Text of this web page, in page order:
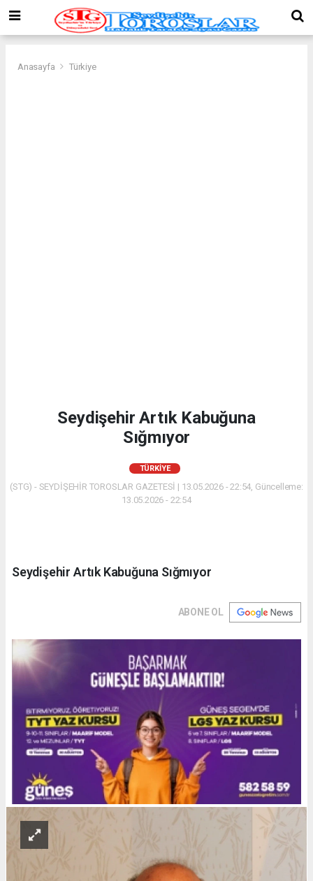
Anasayfa Türkiye
Seydişehir Artık Kabuğuna
Sığmıyor
TÜRKIYE
(STG) - SEYDİŞEHİR TOROSLAR GAZETESİ | 13.05.2026 - 22:54, Güncelleme:
13.05.2026 - 22:54
Seydişehir Artık Kabuğuna Sığmıyor
ABONE OL